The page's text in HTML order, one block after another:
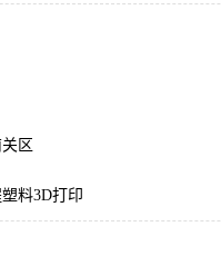
区
料3D打印